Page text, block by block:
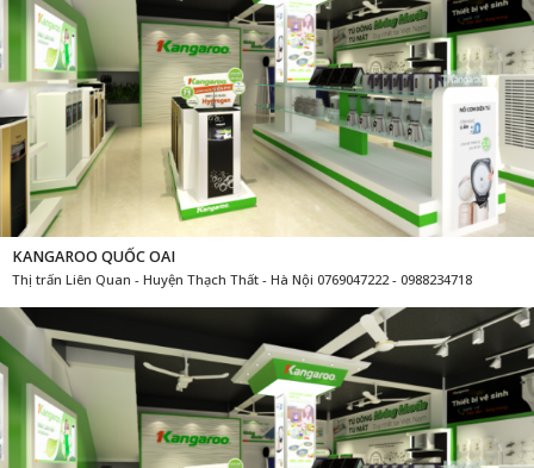
KANGAROO QUỐC OAI
Thị trấn Liên Quan - Huyện Thạch Thất - Hà Nội 0769047222 - 0988234718